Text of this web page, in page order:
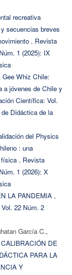
recreativa
secuencias breves
, Revista
1 (2025): IX
Gee Whiz Chile:
a jóvenes de Chile y
Científica: Vol.
Didáctica de la
del Physics
: una
física , Revista
1 (2026): X
LA PANDEMIA ,
22 Núm. 2
García C.,
DE
PARA LA
Y